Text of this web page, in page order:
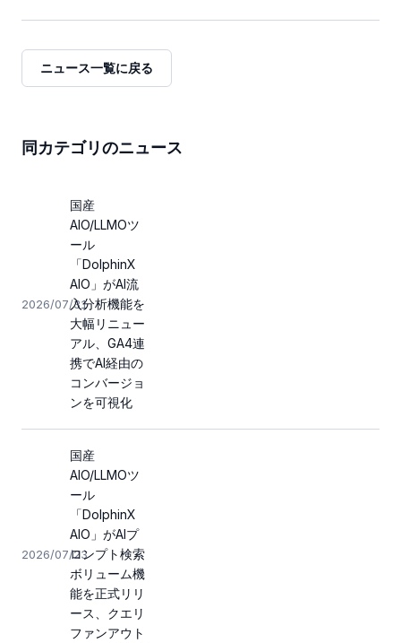
ニュース一覧に戻る
同カテゴリのニュース
2026/07/31
国産
AIO/LLMOツ
ール
「DolphinX
AIO」がAI流
入分析機能を
大幅リニュー
アル、GA4連
携でAI経由の
コンバージョ
ンを可視化
2026/07/23
国産
AIO/LLMOツ
ール
「DolphinX
AIO」がAIプ
ロンプト検索
ボリューム機
能を正式リリ
ース、クエリ
ファンアウト